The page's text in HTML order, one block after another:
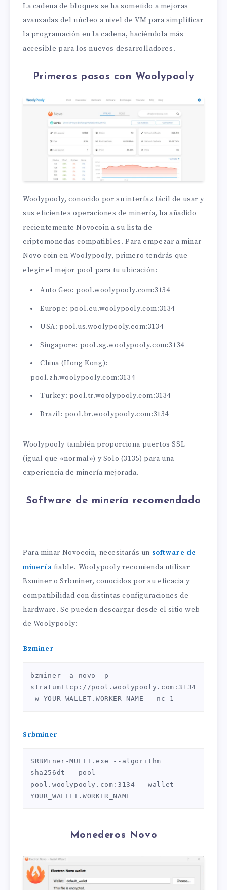
La cadena de bloques se ha sometido a mejoras
avanzadas del núcleo a nivel de VM para simplificar
la programación en la cadena, haciéndola más
accesible para los nuevos desarrolladores.
Primeros pasos con Woolypooly
Woolypooly, conocido por su interfaz fácil de usar y
sus eficientes operaciones de minería, ha añadido
recientemente Novocoin a su lista de
criptomonedas compatibles. Para empezar a minar
Novo coin en Woolypooly, primero tendrás que
elegir el mejor pool para tu ubicación:
Auto Geo: pool.woolypooly.com:3134
Europe: pool.eu.woolypooly.com:3134
USA: pool.us.woolypooly.com:3134
Singapore: pool.sg.woolypooly.com:3134
China (Hong Kong):
pool.zh.woolypooly.com:3134
Turkey: pool.tr.woolypooly.com:3134
Brazil: pool.br.woolypooly.com:3134
Woolypooly también proporciona puertos SSL
(igual que «normal») y Solo (3135) para una
experiencia de minería mejorada.
Software de minería recomendado
Para minar Novocoin, necesitarás un software de
minería fiable. Woolypooly recomienda utilizar
Bzminer o Srbminer, conocidos por su eficacia y
compatibilidad con distintas configuraciones de
hardware. Se pueden descargar desde el sitio web
de Woolypooly:
Bzminer
bzminer -a novo -p
stratum+tcp://pool.woolypooly.com:3134
-w YOUR_WALLET.WORKER_NAME --nc 1
Srbminer
SRBMiner-MULTI.exe --algorithm
sha256dt --pool
pool.woolypooly.com:3134 --wallet
YOUR_WALLET.WORKER_NAME
Monederos Novo